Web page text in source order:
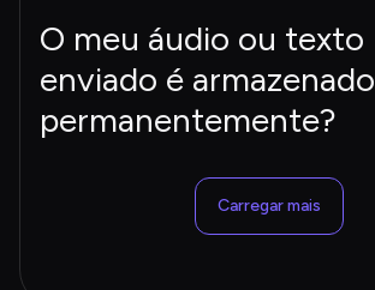
O meu áudio ou texto
enviado é armazenado
permanentemente?
Carregar mais